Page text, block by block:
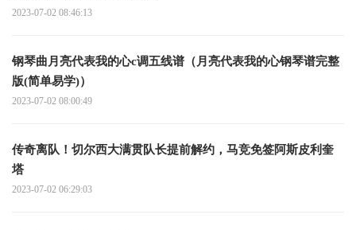
2023-07-02 08:46:13
钢琴曲月亮代表我的心c调五线谱（月亮代表我的心钢琴谱完整
版(简单易学)）
2023-07-02 08:00:49
传奇离队！切尔西大满贯队长提前解约，马竞免签阿斯皮利奎
塔
2023-07-02 06:29:03